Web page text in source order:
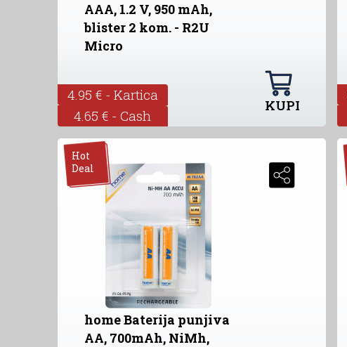
AAA, 1.2 V, 950 mAh,
blister 2 kom. - R2U
Micro
4.95 € - Kartica
4.65 € - Cash
KUPI
Hot
Deal
home Baterija punjiva
AA, 700mAh, NiMh,